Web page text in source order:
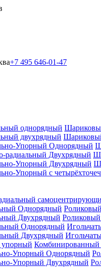
+7 495 646-01-47